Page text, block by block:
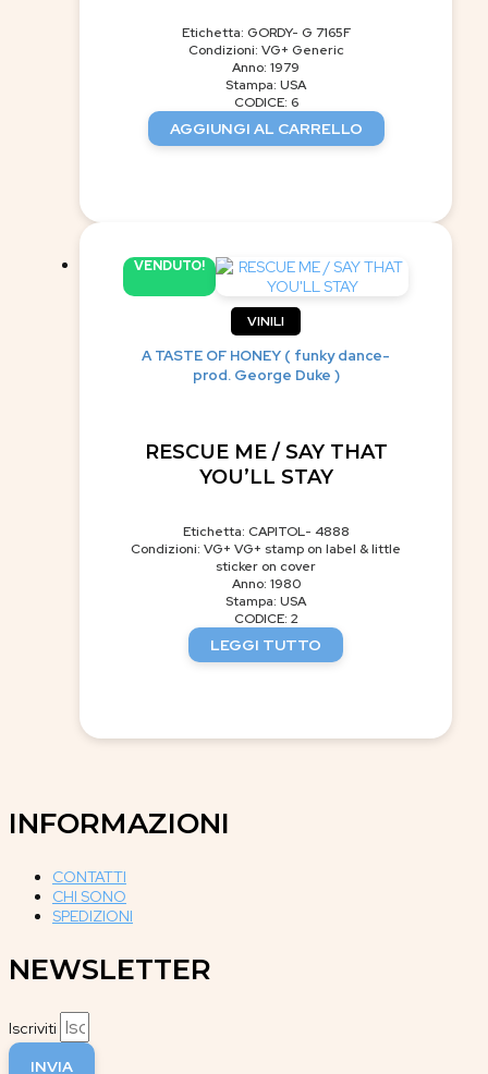
Etichetta: GORDY- G 7165F
Condizioni: VG+ Generic
Anno: 1979
Stampa: USA
CODICE: 6
AGGIUNGI AL CARRELLO
VENDUTO!
VINILI
A TASTE OF HONEY ( funky dance-
prod. George Duke )
RESCUE ME / SAY THAT
YOU’LL STAY
Etichetta: CAPITOL- 4888
Condizioni: VG+ VG+ stamp on label & little
sticker on cover
Anno: 1980
Stampa: USA
CODICE: 2
LEGGI TUTTO
INFORMAZIONI
CONTATTI
CHI SONO
SPEDIZIONI
NEWSLETTER
Iscriviti
INVIA